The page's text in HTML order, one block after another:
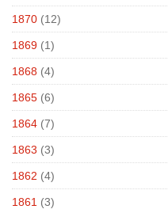
1870 (12)
1869 (1)
1868 (4)
1865 (6)
1864 (7)
1863 (3)
1862 (4)
1861 (3)